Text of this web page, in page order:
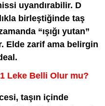
uyandırabilir. D
birleştiğinde taş
“ışığı yutan”
Elde zarif ama belirgin
Leke Belli Olur mu?
taşın içinde